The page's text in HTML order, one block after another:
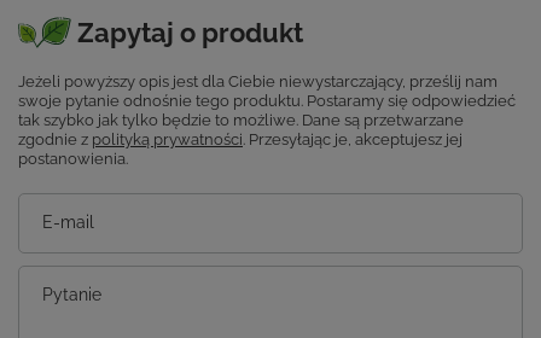
Zapytaj o produkt
Jeżeli powyższy opis jest dla Ciebie niewystarczający, prześlij nam
swoje pytanie odnośnie tego produktu. Postaramy się odpowiedzieć
tak szybko jak tylko będzie to możliwe. Dane są przetwarzane
zgodnie z polityką prywatności. Przesyłając je, akceptujesz jej
postanowienia.
E-mail
Pytanie